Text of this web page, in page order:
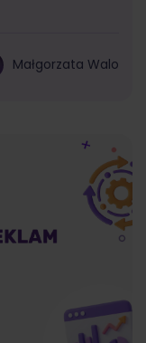
Małgorzata Walo